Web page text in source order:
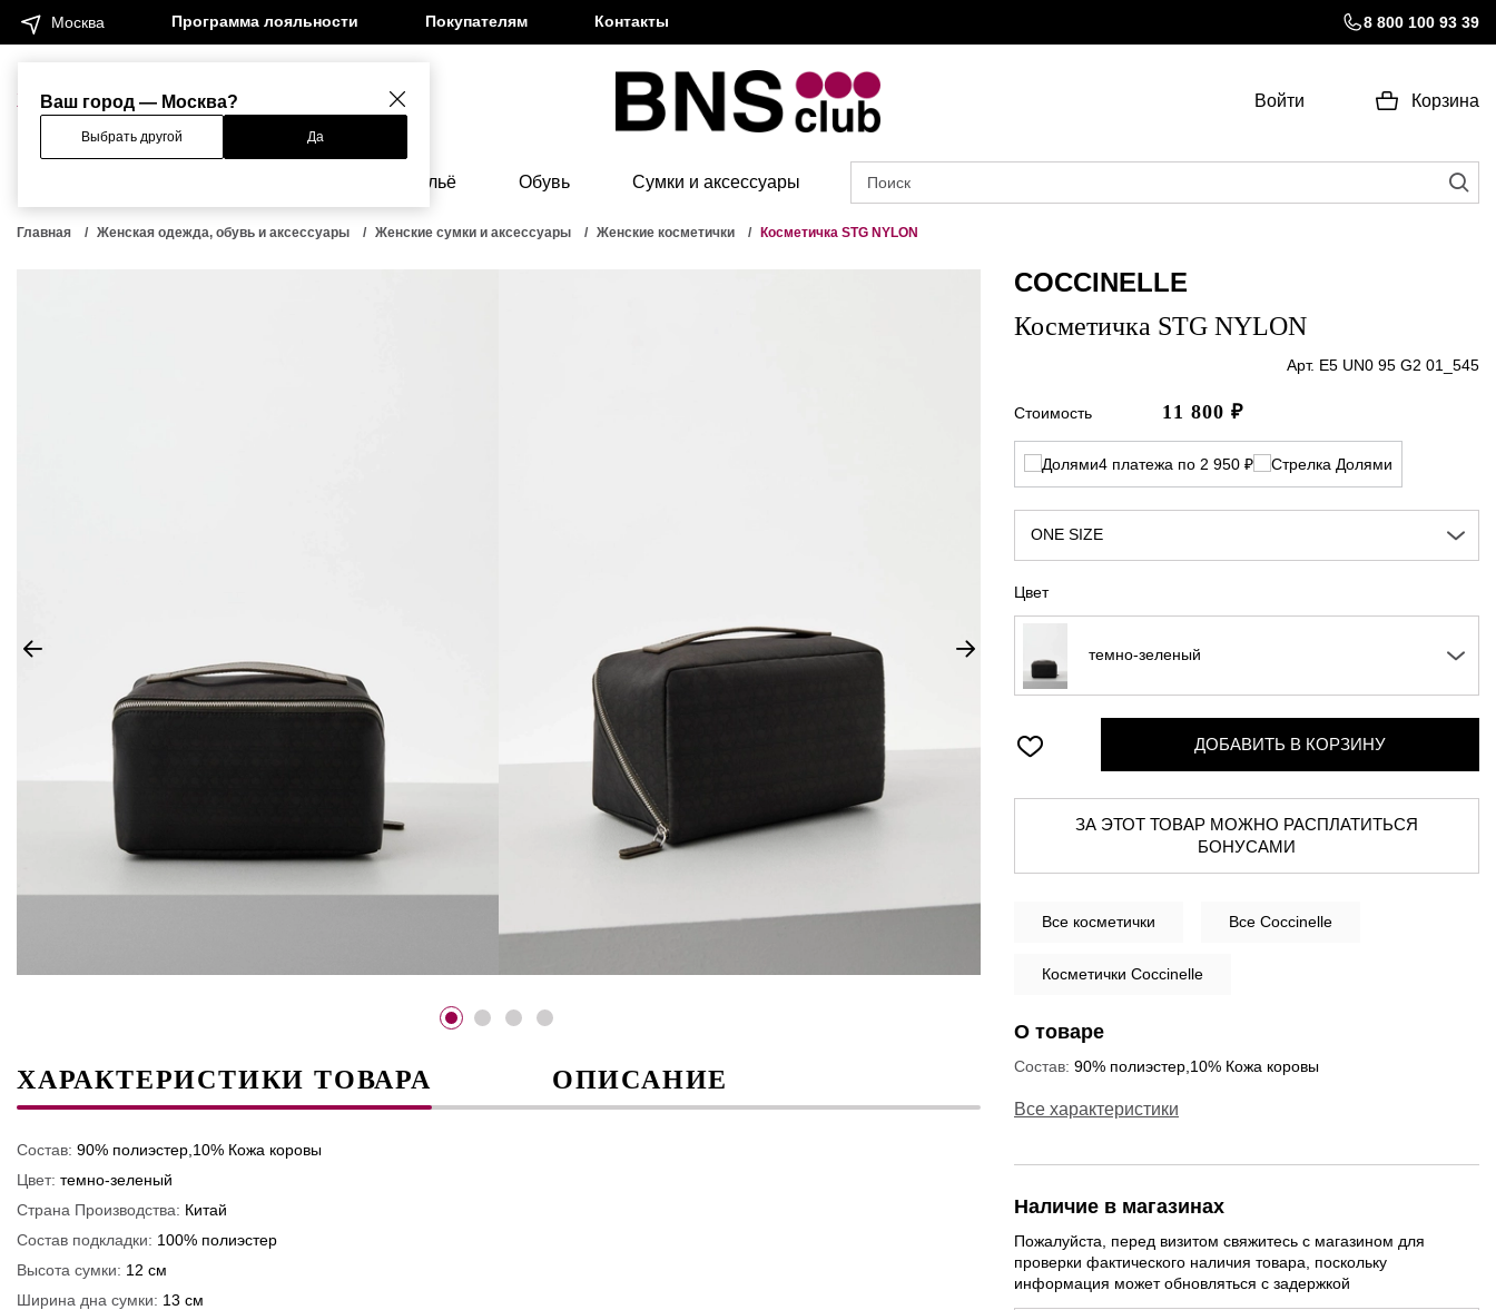
Ваш город — Москва?
Выбрать другой Да
Москва Программа лояльности Покупателям Контакты 8 800 100 93 39
Женщинам Мужчинам Войти Корзина
Бельё Обувь Сумки и аксессуары
Главная Женская одежда, обувь и аксессуары Женские сумки и аксессуары Женские косметички Косметичка STG NYLON
ХАРАКТЕРИСТИКИ ТОВАРА ОПИСАНИЕ
Состав: 90% полиэстер,10% Кожа коровы
Цвет: темно-зеленый
Страна Производства: Китай
Состав подкладки: 100% полиэстер
Высота сумки: 12 см
Ширина дна сумки: 13 см
COCCINELLE
Косметичка STG NYLON
Арт. E5 UN0 95 G2 01_545
Стоимость 11 800 ₽
4 платежа по 2 950 ₽
ONE SIZE
Цвет
темно-зеленый
ДОБАВИТЬ В КОРЗИНУ
ЗА ЭТОТ ТОВАР МОЖНО РАСПЛАТИТЬСЯ
БОНУСАМИ
Все косметички Все Coccinelle
Косметички Coccinelle
О товаре
Состав: 90% полиэстер,10% Кожа коровы
Все характеристики
Наличие в магазинах
Пожалуйста, перед визитом свяжитесь с магазином для
проверки фактического наличия товара, поскольку
информация может обновляться с задержкой